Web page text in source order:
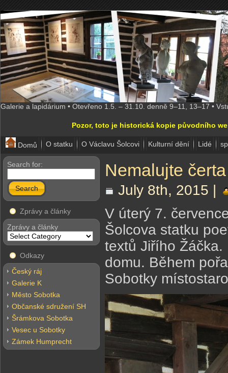
Galerie a lapidárium • Otevřeno 1.5. – 31.10. denně 9–11, 13–17 •
Pozor, toto je historická kopie původního
Domů O statku O Václavu Šolcovi Kulturní dění Lidé
Search for:
Search
Zprávy a články
Zprávy a články
Odkazy
Český ráj
Galerie K
Město Sobotka
Občanské sdružení SH
Šrámkova Sobotka
Vesec u Sobotky
Zámek Humprecht
Nemalujte
July 8th, 2015 |
V úterý 7.
Šolcova statku
textů Jiřího Žáčka.
domu. Během
Sobotky